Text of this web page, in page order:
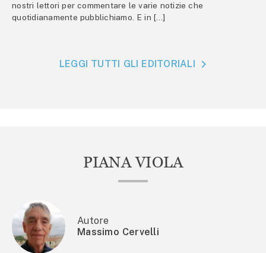
nostri lettori per commentare le varie notizie che
quotidianamente pubblichiamo. E in […]
LEGGI TUTTI GLI EDITORIALI
PIANA VIOLA
Autore
Massimo Cervelli